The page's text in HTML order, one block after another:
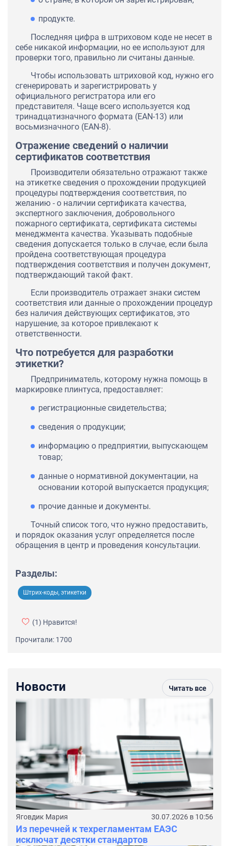
продукте.
Последняя цифра в штриховом коде не несет в
себе никакой информации, но ее используют для
проверки того, правильно ли считаны данные.
Чтобы использовать штриховой код, нужно его
сгенерировать и зарегистрировать у
официального регистратора или его
представителя. Чаще всего используется код
тринадцатизначного формата (EAN-13) или
восьмизначного (EAN-8).
Отражение сведений о наличии
сертификатов соответствия
Производители обязательно отражают также
на этикетке сведения о прохождении продукцией
процедуры подтверждения соответствия, по
желанию - о наличии сертификата качества,
экспертного заключения, добровольного
пожарного сертификата, сертификата системы
менеджмента качества. Указывать подобные
сведения допускается только в случае, если была
пройдена соответствующая процедура
подтверждения соответствия и получен документ,
подтверждающий такой факт.
Если производитель отражает знаки систем
соответствия или данные о прохождении процедур
без наличия действующих сертификатов, это
нарушение, за которое привлекают к
ответственности.
Что потребуется для разработки
этикетки?
Предприниматель, которому нужна помощь в
маркировке плинтуса, предоставляет:
регистрационные свидетельства;
сведения о продукции;
информацию о предприятии, выпускающем
товар;
данные о нормативной документации, на
основании которой выпускается продукция;
прочие данные и документы.
Точный список того, что нужно предоставить,
и порядок оказания услуг определяется после
обращения в центр и проведения консультации.
Разделы:
Штрих-коды, этикетки
(1) Нравится!
Прочитали: 1700
Новости Читать все
Яговдик Мария 30.07.2026 в 10:56
Из перечней к техрегламентам ЕАЭС
исключат десятки стандартов